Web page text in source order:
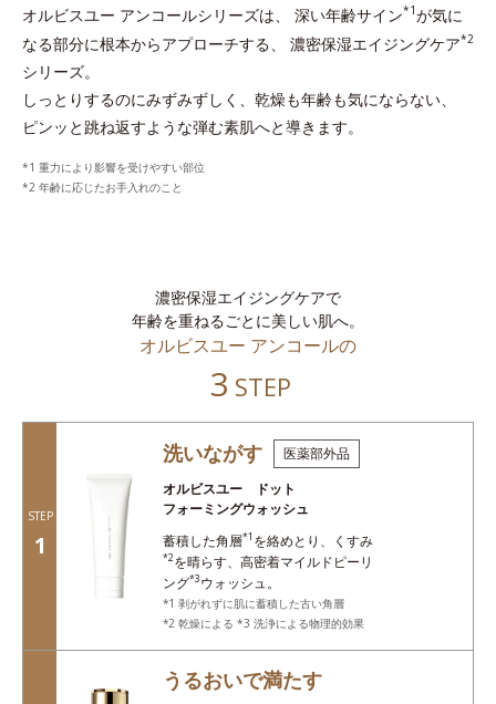
オルビスユー アンコールシリーズは、 深い年齢サイン*1が気に
なる部分に根本からアプローチする、
濃密保湿エイジングケア*2
シリーズ。
しっとりするのにみずみずしく、乾燥も年齢も気にならない、
ピンッと跳ね返すような弾む素肌へと導きます。
重力により影響を受けやすい部位
年齢に応じたお手入れのこと
濃密保湿エイジングケアで
年齢を重ねるごとに美しい肌へ。
オルビスユー アンコールの
3 STEP
STEP
1
洗いながす
医薬部外品
オルビスユー ドット
フォーミングウォッシュ
蓄積した角層*1 を絡めとり、くすみ
*2を晴らす、高密着マイルドピーリ
ング*3ウォッシュ。
1 剥がれずに肌に蓄積した古い角層
2 乾燥による *3 洗浄による物理的効果
うるおいで満たす